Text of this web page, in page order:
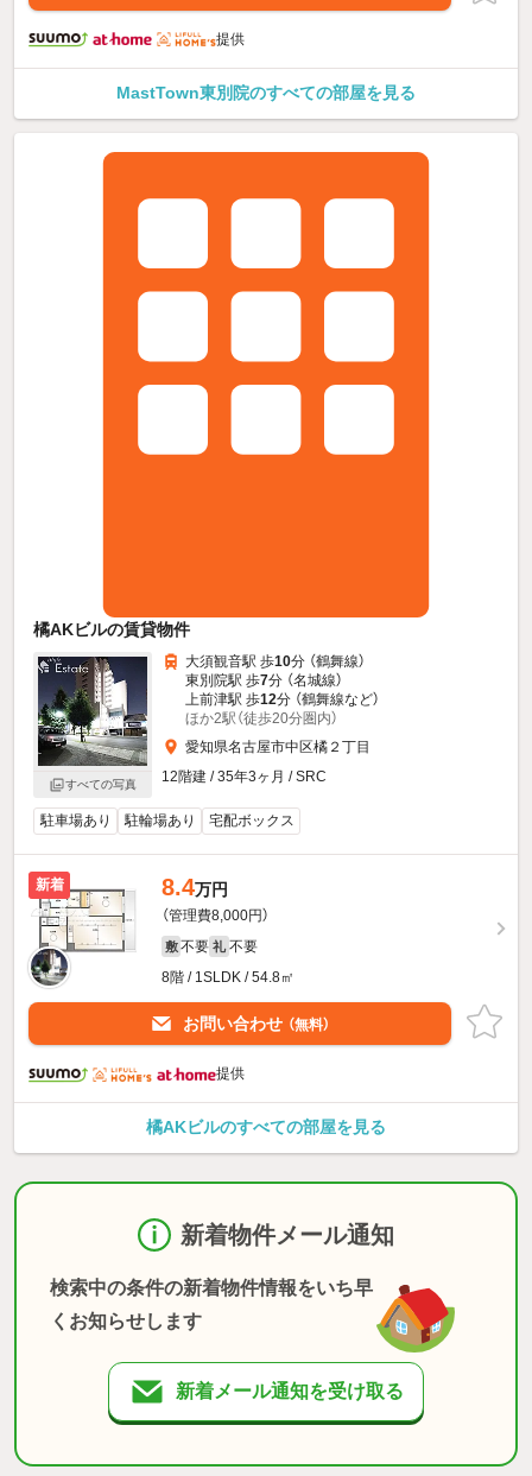
提供
MastTown東別院のすべての部屋を見る
橘AKビルの賃貸物件
すべての写真
大須観音駅 歩10分 （鶴舞線）
東別院駅 歩7分 （名城線）
上前津駅 歩12分 （鶴舞線など）
ほか2駅（徒歩20分圏内）
愛知県名古屋市中区橘２丁目
12階建 / 35年3ヶ月 / SRC
駐車場あり 駐輪場あり 宅配ボックス
新着 8.4万円
（管理費8,000円）
敷 不要 礼 不要
8階 / 1SLDK / 54.8㎡
お問い合わせ （無料）
提供
橘AKビルのすべての部屋を見る
新着物件メール通知
検索中の条件の新着物件情報をいち早
くお知らせします
新着メール通知を受け取る